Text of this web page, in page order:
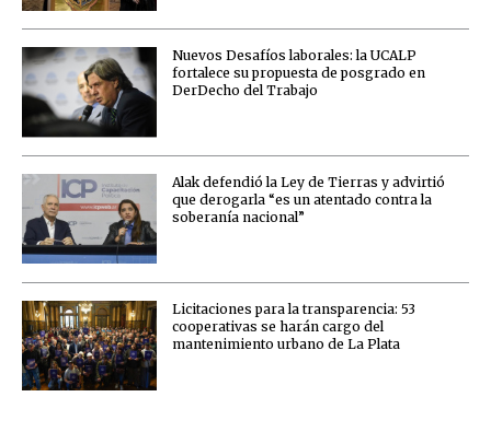
Nuevos Desafíos laborales: la UCALP
fortalece su propuesta de posgrado en
DerDecho del Trabajo
Alak defendió la Ley de Tierras y advirtió
que derogarla “es un atentado contra la
soberanía nacional”
Licitaciones para la transparencia: 53
cooperativas se harán cargo del
mantenimiento urbano de La Plata